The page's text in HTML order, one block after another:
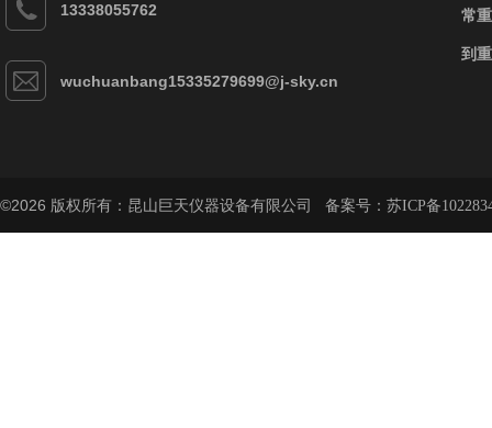
13338055762
wuchuanbang15335279699@j-sky.cn
常
到
©2026 版权所有：昆山巨天仪器设备有限公司 备案号： 苏ICP备